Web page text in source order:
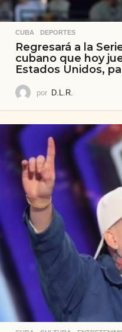
CUBA ,DEPORTES
Regresará a la
cubano que hoy
Estados Unidos,
por D.L.R.